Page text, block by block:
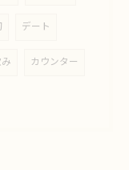
デート
カウンター